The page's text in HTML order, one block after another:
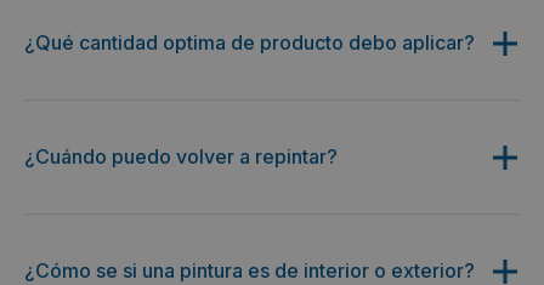
¿Qué cantidad optima de producto debo aplicar?
¿Cuándo puedo volver a repintar?
¿Cómo se si una pintura es de interior o exterior?